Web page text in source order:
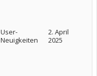
User-
Neuigkeiten
2. April
2025